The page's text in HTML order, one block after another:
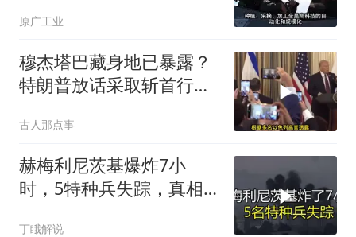
原广工业
穆杰塔巴藏身地已暴露？
特朗普放话采取斩首行
古人那点事
赫梅利尼茨基爆炸7小
时，5特种兵失踪，真相
丁睋解说